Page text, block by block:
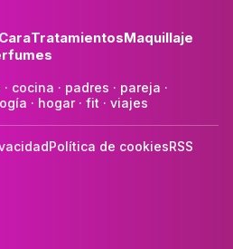
CaraTratamientosMaquillaje
· cocina · padres · pareja ·
· hogar· fit · viajes
Política de cookiesRSS